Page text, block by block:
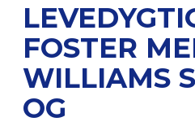
FOSTER
WILLIAMS
OG